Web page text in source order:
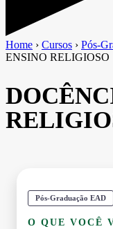
Home › Cursos › Pós-
ENSINO RELIGIOSO
Pós-Graduação EAD
O QUE VOCÊ